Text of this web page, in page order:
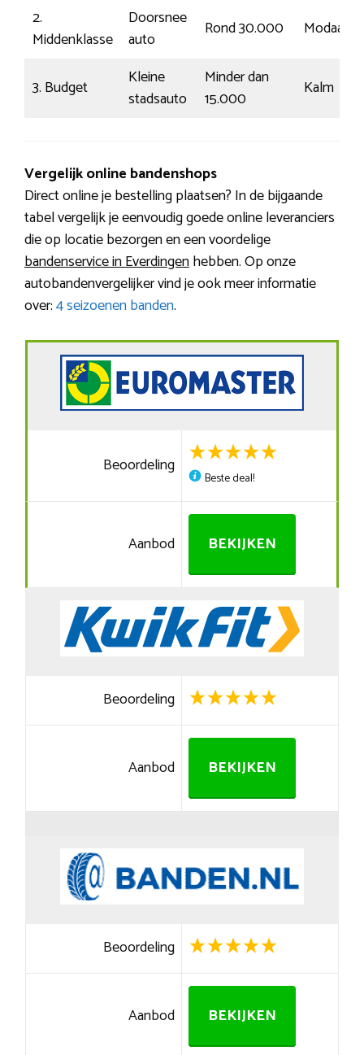
2.
Middenklasse
Doorsnee
auto
Rond 30.000 Modaal
3. Budget
Kleine
stadsauto
Minder dan
15.000
Kalm
Vergelijk online bandenshops
Direct online je bestelling plaatsen? In de bijgaande
tabel vergelijk je eenvoudig goede online leveranciers
die op locatie bezorgen en een voordelige
bandenservice in Everdingenhebben. Op onze
autobandenvergelijker vind je ook meer informatie
over:4 seizoenen banden.
Beoordeling
Beste deal!
Aanbod BEKIJKEN
Beoordeling
Aanbod BEKIJKEN
Beoordeling
Aanbod BEKIJKEN